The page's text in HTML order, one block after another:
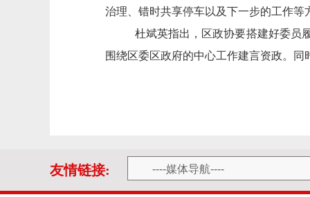
治理、错时共享停车以及下一步的工作
杜斌英指出，区政协要搭建好委员
围绕区委区政府的中心工作建言资政。
友情链接: